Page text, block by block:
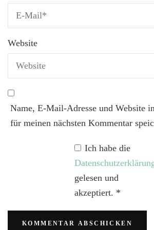
Website
Name, E-Mail-Adresse und Website
für meinen nächsten Kommentar
Ich habe die
gelesen und
akzeptiert. *